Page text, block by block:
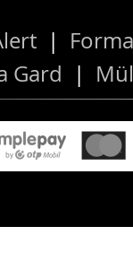
|
Gard |